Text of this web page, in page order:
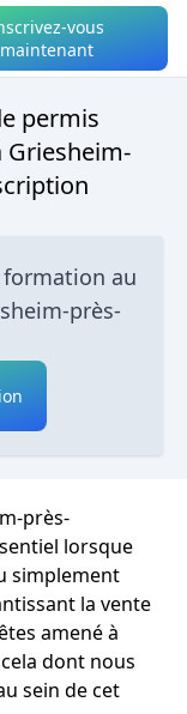
vous
maintenant
permis
au
près-
près-
lorsque
simplement
la vente
amené à
dont nous
sein de cet